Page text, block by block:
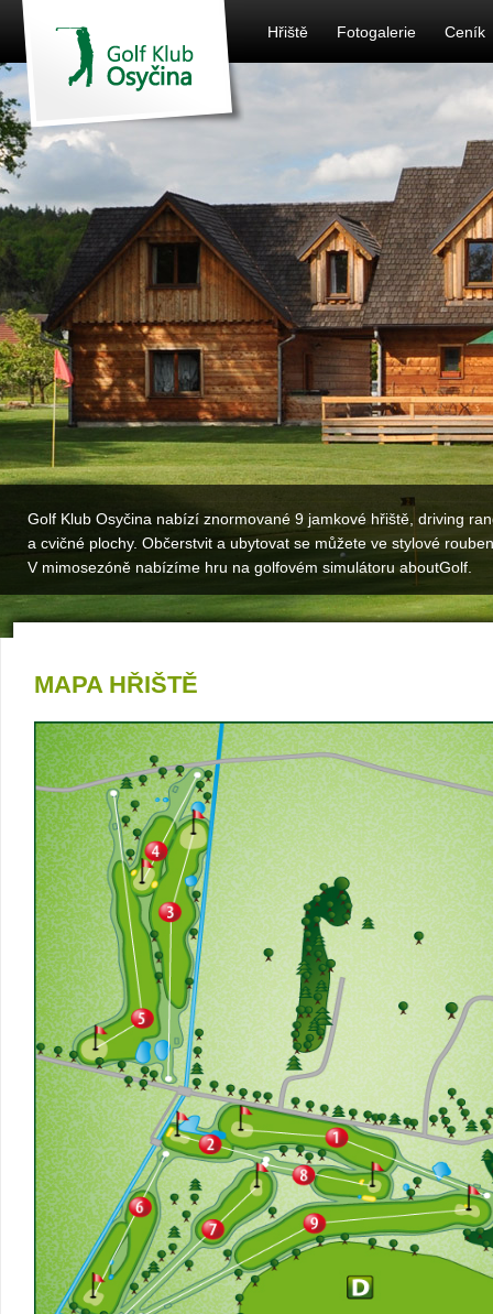
Hřiště Fotogalerie Ceník
Golf Klub Osyčina nabízí znormované 9 jamkové hřiště, driving
a cvičné plochy. Občerstvit a ubytovat se můžete ve stylové
V mimosezóně nabízíme hru na golfovém simulátoru aboutGolf.
MAPA HŘIŠTĚ